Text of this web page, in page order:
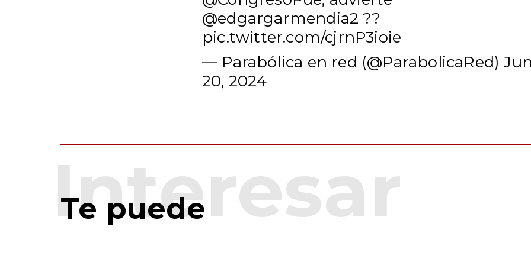
@edgargarmendia2 ?️?
pic.twitter.com/cjrnP3ioie
— Parabólica en red (@ParabolicaRed)
20, 2024
Te puede